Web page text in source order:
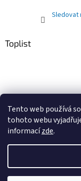
Tento web používá
tohoto webu
informacízde.
Sledovat
Toplist
Copyright 2026